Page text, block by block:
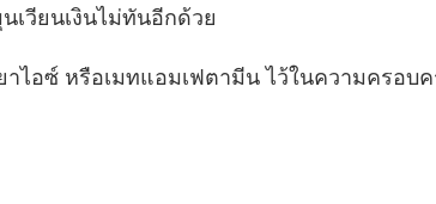
วียนเงินไม่ทันอีกด้วย
าไอซ์ หรือเมทแอมเฟตามีน ไว้ในความครอ